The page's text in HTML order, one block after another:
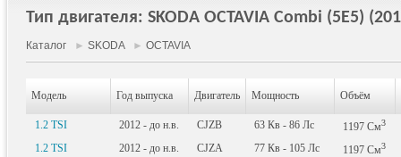
Тип двигателя: SKODA OCTAVIA Combi (5E5)
Каталог ► SKODA► OCTAVIA
Модель Год выпуска Двигатель Мощность Объём
1.2 TSI 2012 - до н.в. CJZB 63 Кв - 86 Лс 1197 См3
1.2 TSI 2012 - до н.в. CJZA 77 Кв - 105 Лс 1197 См3